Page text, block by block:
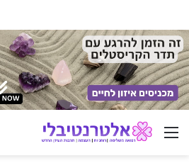
ניווט באתר